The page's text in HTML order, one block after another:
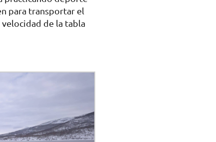
para transportar el
de la tabla